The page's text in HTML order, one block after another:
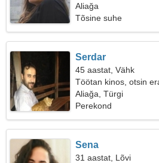
Aliağa
Tõsine suhe
Serdar
45 aastat, Vähk
Töötan kinos, otsin
Aliağa, Türgi
Perekond
Sena
31 aastat, Lõvi